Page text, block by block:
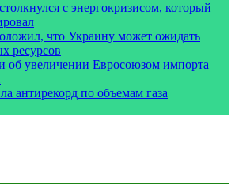
с энергокризисом, который
что Украину может ожидать
ресурсов
увеличении Евросоюзом импорта
антирекорд по объемам газа